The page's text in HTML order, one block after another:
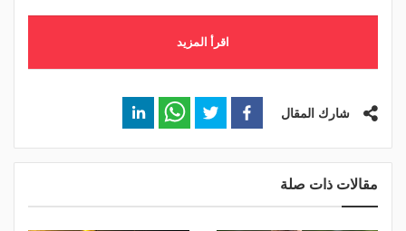
اقرأ المزيد
شارك المقال
مقالات ذات صلة